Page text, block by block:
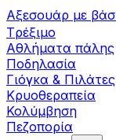
Αξεσουάρ με
Tρέξιμο
Αθλήματα πάλης
Ποδηλασία
Γιόγκα & Πιλάτες
Κρυοθεραπεία
Κολύμβηση
Πεζοπορία